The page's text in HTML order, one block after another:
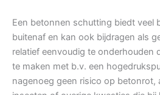
Een betonnen schutting biedt veel
buitenaf en kan ook bijdragen als
relatief eenvoudig te onderhouden
te maken met b.v. een
nagenoeg geen risico op betonrot,